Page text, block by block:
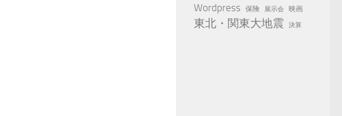
Wordpress 保険 展示会 映画
東北・関東大地震 決算